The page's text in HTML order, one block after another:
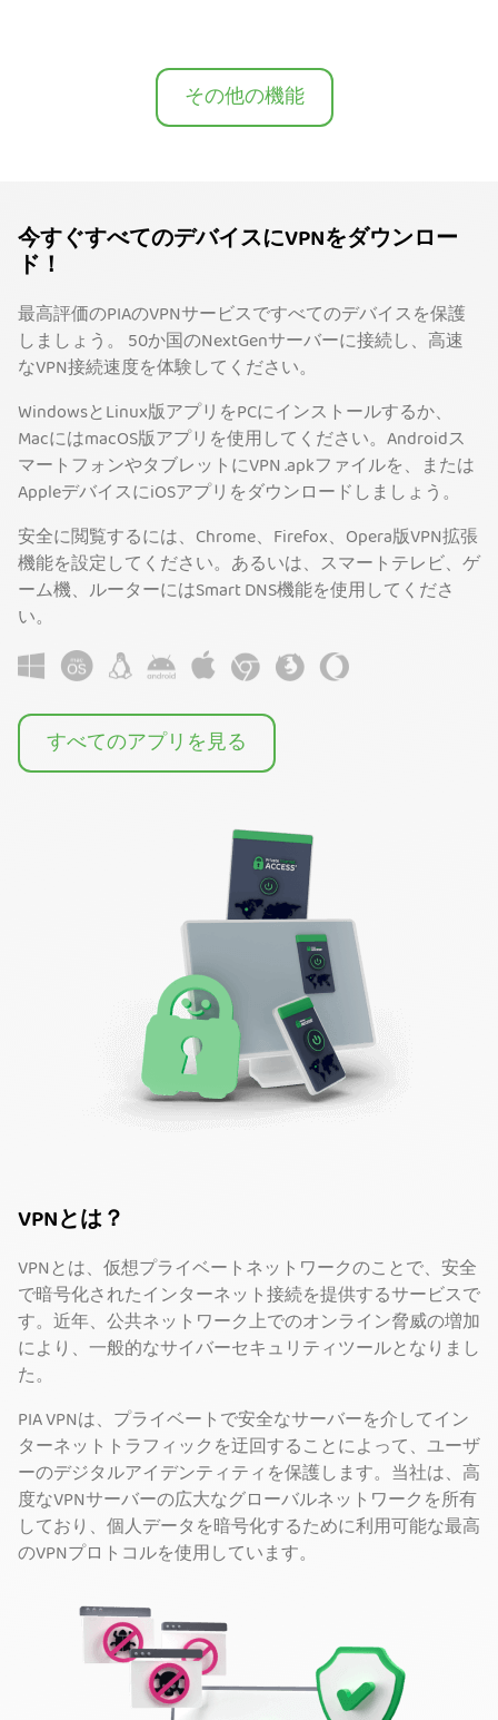
その他の機能
今すぐすべてのデバイスにVPNをダウンロー
ド！
最高評価のPIAのVPNサービスですべてのデバイスを保護
しましょう。 50か国のNextGenサーバーに接続し、高速
なVPN接続速度を体験してください。
WindowsとLinux版アプリをPCにインストールするか、
MacにはmacOS版アプリを使用してください。Androidス
マートフォンやタブレットにVPN .apkファイルを、または
AppleデバイスにiOSアプリをダウンロードしましょう。
安全に閲覧するには、Chrome、Firefox、Opera版VPN拡張
機能を設定してください。あるいは、スマートテレビ、ゲ
ーム機、ルーターにはSmart DNS機能を使用してくださ
い。
すべてのアプリを見る
VPNとは？
VPNとは、仮想プライベートネットワークのことで、安全
で暗号化されたインターネット接続を提供するサービスで
す。近年、公共ネットワーク上でのオンライン脅威の増加
により、一般的なサイバーセキュリティツールとなりまし
た。
PIA VPNは、プライベートで安全なサーバーを介してイン
ターネットトラフィックを迂回することによって、ユーザ
ーのデジタルアイデンティティを保護します。当社は、高
度なVPNサーバーの広大なグローバルネットワークを所有
しており、個人データを暗号化するために利用可能な最高
のVPNプロトコルを使用しています。